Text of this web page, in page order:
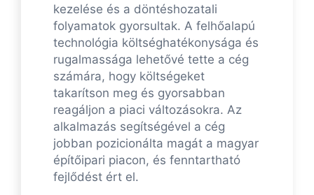
kezelése és a döntéshozatali
folyamatok gyorsultak. A felhőalapú
technológia költséghatékonysága és
rugalmassága lehetővé tette a cég
számára, hogy költségeket
takarítson meg és gyorsabban
reagáljon a piaci változásokra. Az
alkalmazás segítségével a cég
jobban pozicionálta magát a magyar
építőipari piacon, és fenntartható
fejlődést ért el.